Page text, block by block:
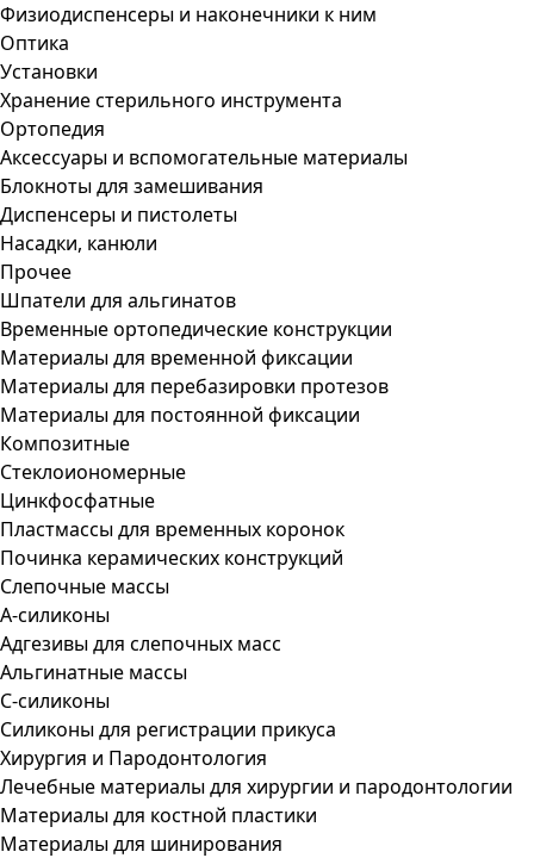
Физиодиспенсеры и наконечники к ним
Оптика
Установки
Хранение стерильного инструмента
Ортопедия
Аксессуары и вспомогательные материалы
Блокноты для замешивания
Диспенсеры и пистолеты
Насадки, канюли
Прочее
Шпатели для альгинатов
Временные ортопедические конструкции
Материалы для временной фиксации
Материалы для перебазировки протезов
Материалы для постоянной фиксации
Композитные
Стеклоиономерные
Цинкфосфатные
Пластмассы для временных коронок
Починка керамических конструкций
Слепочные массы
А-силиконы
Адгезивы для слепочных масс
Альгинатные массы
С-силиконы
Силиконы для регистрации прикуса
Хирургия и Пародонтология
Лечебные материалы для хирургии и пародонтологии
Материалы для костной пластики
Материалы для шинирования